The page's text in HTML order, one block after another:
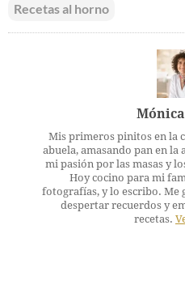
Recetas al horno
Mis primeros pinitos en la
abuela, amasando pan en la
mi pasión por las masas y
Hoy cocino para mi
fotografías, y lo escribo. Me
despertar recuerdos y
recetas.